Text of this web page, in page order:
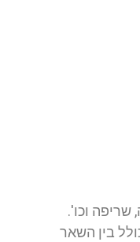
שריפה וכו'.
בין השאר